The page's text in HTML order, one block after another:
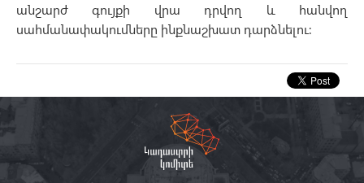
անշարժ գույքի վրա դրվող և հանվող
սահմանափակումները ինքնաշխատ դարձնելու: